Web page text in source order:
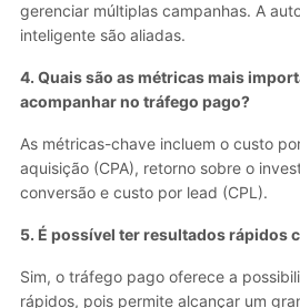
gerenciar múltiplas campanhas. A
inteligente são aliadas.
4. Quais são as métricas mais
acompanhar no tráfego pago?
As métricas-chave incluem o custo
aquisição (CPA), retorno sobre o
conversão e custo por lead (CPL).
5. É possível ter resultados rápidos
Sim, o tráfego pago oferece a
rápidos, pois permite alcançar um